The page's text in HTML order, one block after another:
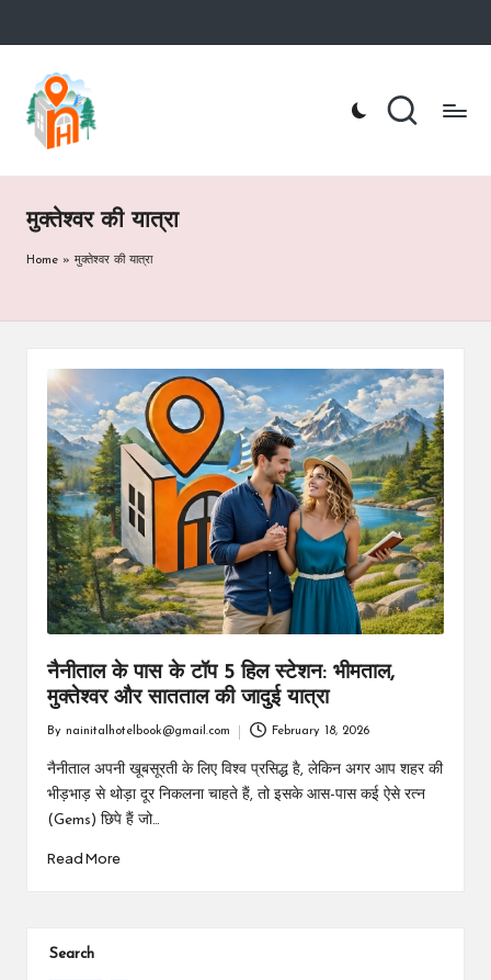
Skip
content
n
ai
ni
t
a
o
m
Nainital
Hotel
Booking
मुक्तेश्वर की यात्रा
Home » मुक्तेश्वर की यात्रा
नैनीताल के पास के टॉप 5 हिल स्टेशन: भीमताल,
मुक्तेश्वर और सातताल की जादुई यात्रा
by
By nainitalhotelbook@gmail.com February 18, 2026
नैनीताल अपनी खूबसूरती के लिए विश्व प्रसिद्ध है, लेकिन अगर आप शहर की
भीड़भाड़ से थोड़ा दूर निकलना चाहते हैं, तो इसके आस-पास कई ऐसे रत्न
(Gems) छिपे हैं जो…
Read More
Search